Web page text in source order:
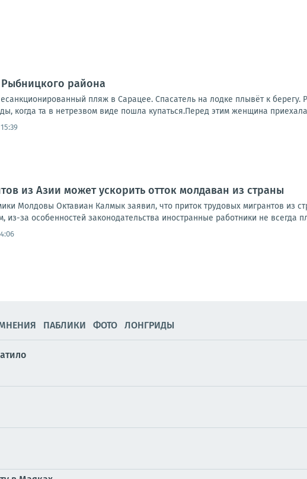
района
пляж в Сарацее. Спасатель на лодке плывёт к
когда та в нетрезвом виде пошла купаться.Перед этим женщина приехала
из Азии может ускорить отток молдаван из страны
Молдовы Октавиан Калмык заявил, что приток трудовых мигрантов из
из-за особенностей законодательства иностранные работники не всегда
ПАБЛИКИ ФОТО ЛОНГРИДЫ